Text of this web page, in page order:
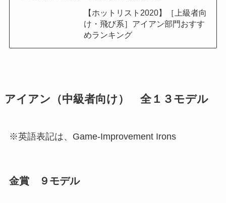
【ホットリスト2020】［上級者向
け・飛び系］アイアン部門おすす
めランキング
アイアン（中級者向け） 全１３モデル
※英語表記は、Game-Improvement Irons
金賞 ９モデル